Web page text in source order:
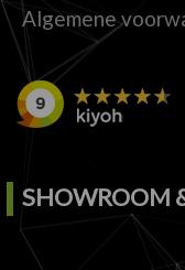
Algemene
SHOWROOM